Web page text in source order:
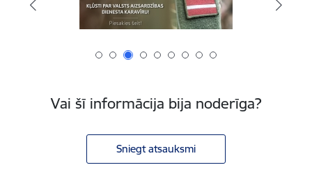
Vai šī informācija bija noderīga?
Sniegt atsauksmi